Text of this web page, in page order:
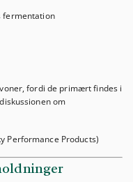
fermentation
fordi de primært findes i
om
Performance Products)